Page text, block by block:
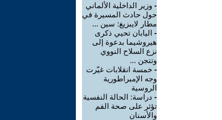
- وزير الداخلية الألماني
حول حادث المسيرة في
مطار لايبزيغ: سين ...
- اليابان تحيي ذكرى
هيروشيما بدعوة إلى
نزع السلاح النووي
وتتجن ...
- خمسة انقلابات غيّرت
وجه الإمبراطورية
الروسية
- دراسة: الحالة النفسية
تؤثر على صحة الفم
والأسنان